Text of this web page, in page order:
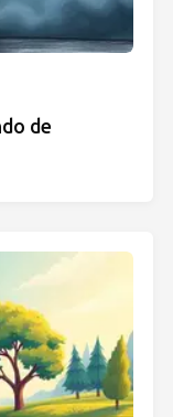
de